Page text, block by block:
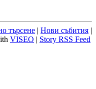
търсене | Нови събития |
VISEO | Story RSS Feed